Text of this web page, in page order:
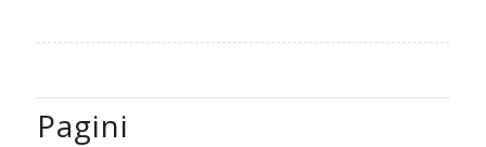
Pagini